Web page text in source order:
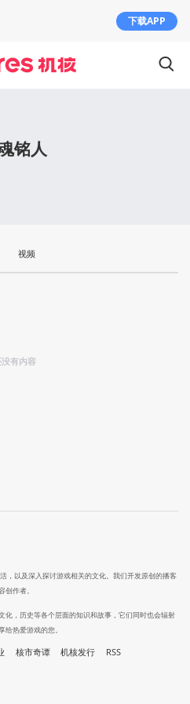
铭人
视频
没有内容
，以及深入探讨游戏相关的文化。我们开发原创的播客
作者。
化，历史等各个层面的知识和故事，它们同时也会辐射
热爱游戏的您。
核市奇谭 机核发行 RSS
下载APP